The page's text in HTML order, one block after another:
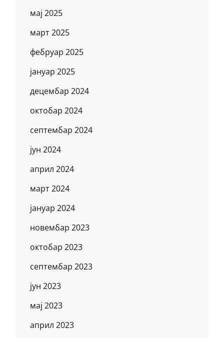
мај 2025
март 2025
фебруар 2025
јануар 2025
децембар 2024
октобар 2024
септембар 2024
јун 2024
април 2024
март 2024
јануар 2024
новембар 2023
октобар 2023
септембар 2023
јун 2023
мај 2023
април 2023